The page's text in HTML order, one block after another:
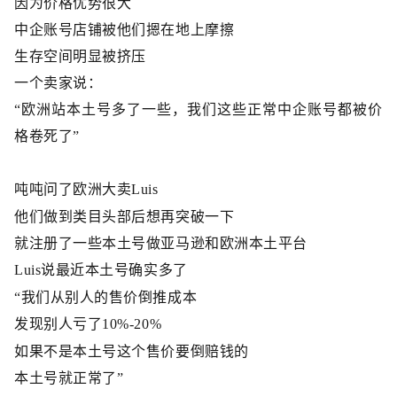
因为价格优势很大
中企账号店铺被他们摁在地上摩擦
生存空间明显被挤压
一个卖家说：
“欧洲站本土号多了一些，我们这些正常中企账号都被价
格卷死了”
吨吨问了欧洲大卖Luis
他们做到类目头部后想再突破一下
就注册了一些本土号做亚马逊和欧洲本土平台
Luis说最近本土号确实多了
“我们从别人的售价倒推成本
发现别人亏了10%-20%
如果不是本土号这个售价要倒赔钱的
本土号就正常了”